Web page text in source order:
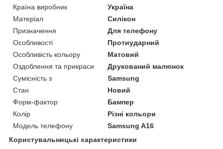
Країна виробник
Україна
Матеріал
Силікон
Призначення
Для телефону
Особливості
Протиударний
Особливість кольору
Матовий
Оздоблення та прикраси
Друкований малюнок
Сумісність з
Samsung
Стан
Новий
Форм-фактор
Бампер
Колір
Різні кольори
Модель телефону
Samsung A16
Користувальницькі характеристики